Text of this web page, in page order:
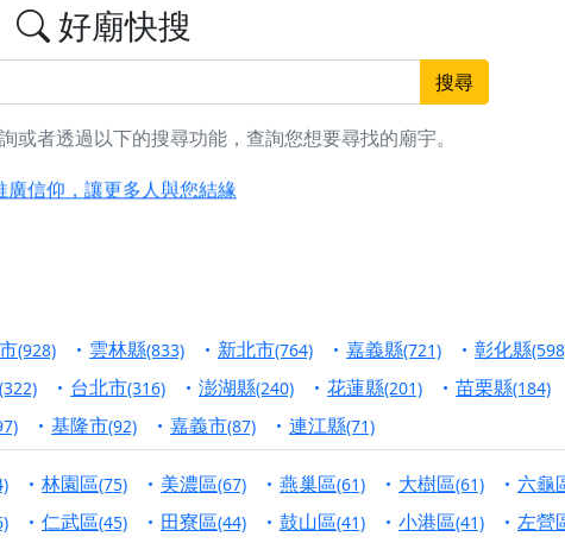
好廟快搜
搜尋
或者透過以下的搜尋功能，查詢您想要尋找的廟宇。
們推廣台灣民俗宗教文化
信仰，讓更多人與您結緣
娘聖誕暨中元普渡大法會，誠邀十方善信大德，一同回到母娘慈
會，這場法會不只是超薦與普渡，更是一份對祖先的感恩、對親人
，一念虔誠禮寶懺，一分懺悔植福田，誠邀十方善信大德共同參
，誠摯歡迎十方善信大德隨喜贊普，為祖先親眷祈求安息，也為自
(928) 雲林縣(833) 新北市(764) 嘉義縣(721) 彰化縣
(322) 台北市(316) 澎湖縣(240) 花蓮縣(201) 苗栗縣(184)
基隆市(92) 嘉義市(87) 連江縣(71)
林園區(75) 美濃區(67) 燕巢區(61) 大樹區(61) 六龜
仁武區(45) 田寮區(44) 鼓山區(41) 小港區(41) 左營